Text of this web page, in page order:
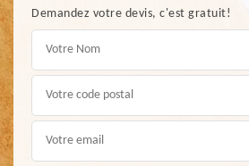
Demandez votre devis, c'est gratuit!